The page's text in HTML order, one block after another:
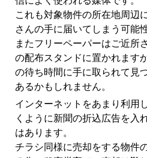
これも対象物件の所在地周辺
さんの手に届いてしまう可能
またフリーペーパーはご近所
の配布スタンドに置かれます
の待ち時間に手に取られて見
あるかもしれません。
インターネットをあまり利用
くように新聞の折込広告を入
はあります。
チラシ同様に売却をする物件